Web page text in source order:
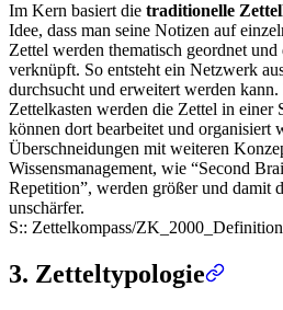
Im Kern basiert die traditionelle
Idee, dass man seine Notizen auf
Zettel werden thematisch geordnet
verknüpft. So entsteht ein Netzwerk
durchsucht und erweitert werden
Zettelkasten werden die Zettel in einer
können dort bearbeitet und organisiert
Überschneidungen mit weiteren
Wissensmanagement, wie “Second
Repetition”, werden größer und damit
unschärfer.
S:: Zettelkompass/
3. Zetteltypologie